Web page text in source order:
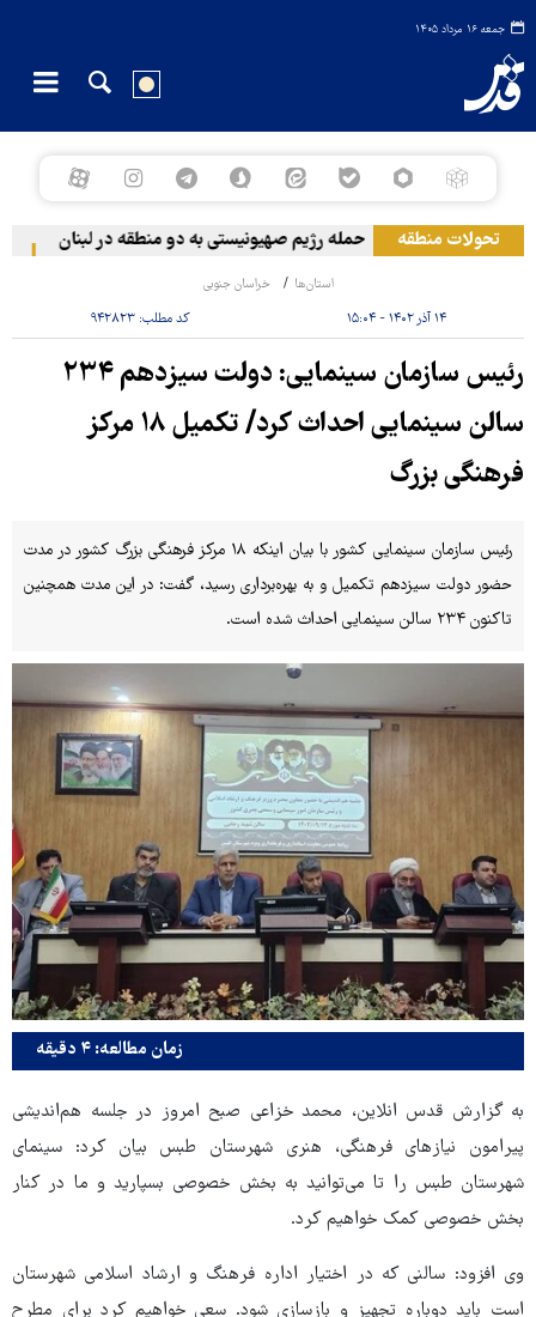
جمعه ۱۶ مرداد ۱۴۰۵
تحولات منطقه حمله رژیم صهیونیستی به دو منطقه در لبنان
استان‌ها خراسان جنوبی
۱۴ آذر ۱۴۰۲ - ۱۵:۰۴ کد مطلب:۹۴۲۸۲۳
رئیس سازمان سینمایی: دولت سیزدهم ‌۲۳۴
سالن سینمایی احداث کرد/ تکمیل ۱۸ مرکز
فرهنگی بزرگ
رئیس سازمان سینمایی کشور با بیان اینکه ۱۸ مرکز فرهنگی بزرگ کشور در مدت
حضور دولت سیزدهم تکمیل و به بهره‌برداری رسید، گفت: ‌در این مدت همچنین
تاکنون ‌۲۳۴ سالن سینمایی احداث شده است.
زمان مطالعه: ۴ دقیقه
به گزارش قدس انلاین، محمد خزاعی صبح امروز در جلسه هم‌اندیشی
پیرامون نیازهای فرهنگی، هنری شهرستان طبس بیان کرد: سینمای
شهرستان طبس را تا می‌توانید به بخش خصوصی بسپارید و ما در کنار
بخش خصوصی کمک خواهیم کرد.
وی افزود: سالنی که در اختیار اداره فرهنگ و ارشاد اسلامی شهرستان
است باید دوباره تجهیز و بازسازی شود.‌ سعی خواهیم کرد برای مطرح